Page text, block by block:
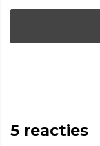
5 reacties